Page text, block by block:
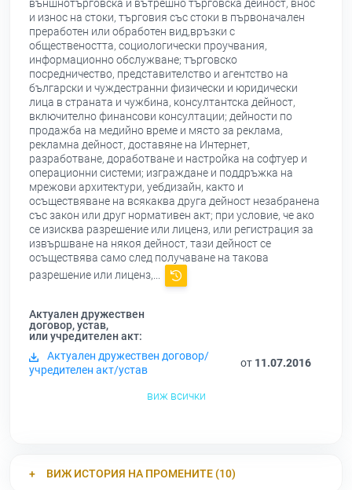
външнотърговска и вътрешно търговска дейност, внос
и износ на стоки, търговия със стоки в първоначален
преработен или обработен вид,връзки с
обществеността, социологически проучвания,
информационно обслужване; търговско
посредничество, представителство и агентство на
български и чуждестранни физически и юридически
лица в страната и чужбина, консултантска дейност,
включително финансови консултации; дейности по
продажба на медийно време и място за реклама,
рекламна дейност, доставяне на Интернет,
разработване, доработване и настройка на софтуер и
операционни системи; изграждане и поддръжка на
мрежови архитектури, уебдизайн, както и
осъществяване на всякаква друга дейност незабранена
със закон или друг нормативен акт; при условие, че ако
се изисква разрешение или лиценз, или регистрация за
извършване на някоя дейност, тази дейност се
осъществява само след получаване на такова
разрешение или лиценз,...
Актуален дружествен
договор, устав,
или учредителен акт:
Актуален дружествен договор/
учредителен акт/устав
от 11.07.2016
виж всички
ВИЖ ИСТОРИЯ НА ПРОМЕНИТЕ (10)